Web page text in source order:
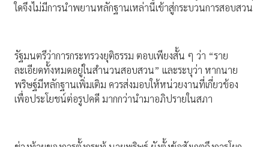
ใดจึงไม่มีการนำพยานหลักฐานเหล่านี้เข้าสู่กระบวนการสอบสวน
รัฐมนตรีว่าการกระทรวงยุติธรรม ตอบเพียงสั้น ๆ ว่า “ราย
ละเอียดทั้งหมดอยู่ในสำนวนสอบสวน” และระบุว่า หากนาย
พริษฐ์มีหลักฐานเพิ่มเติม ควรส่งมอบให้หน่วยงานที่เกี่ยวข้อง
เพื่อประโยชน์ต่อรูปคดี มากกว่านำมาอภิปรายในสภา